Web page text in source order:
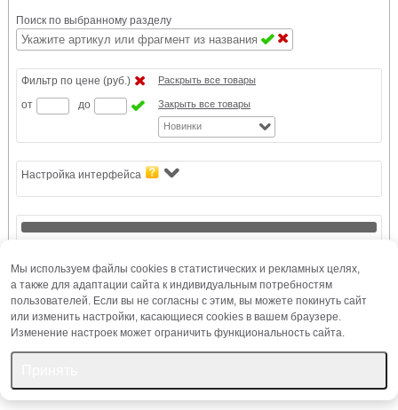
Поиск по выбранному разделу
Фильтр по цене (руб.)
от
до
Раскрыть все товары
Закрыть все товары
Новинки
Настройка интерфейса
Наименований: 3
"Светоч" Е253 Ежедневник учителя, мат. ламинация + выб. лак, A5 128
л. 2 шт.
Наименований: 3
Мы используем файлы cookies в статистических и рекламных целях,
а также для адаптации сайта к индивидуальным потребностям
пользователей. Если вы не согласны с этим, вы можете покинуть сайт
или изменить настройки, касающиеся cookies в вашем браузере.
Изменение настроек может ограничить функциональность сайта.